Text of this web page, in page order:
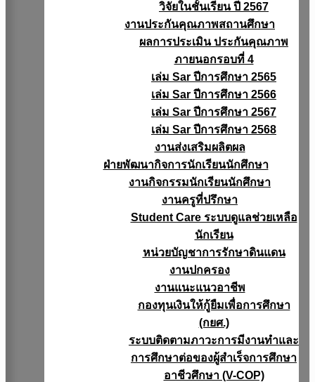
วิจัยในชั้นเรียน ปี 2567
งานประกันคุณภาพสถานศึกษา
ผลการประเมิน ประกันคุณภาพ
ภายนอกรอบที่ 4
เล่ม Sar ปีการศึกษา 2565
เล่ม Sar ปีการศึกษา 2566
เล่ม Sar ปีการศึกษา 2567
เล่ม Sar ปีการศึกษา 2568
งานส่งเสริมผลิตผล
ฝ่ายพัฒนากิจการนักเรียนนักศึกษา
งานกิจกรรมนักเรียนนักศึกษา
งานครูที่ปรึกษา
Student Care ระบบดูแลช่วยเหลือ
นักเรียน
หน่วยบัญชาการรักษาดินแดน
งานปกครอง
งานแนะแนวอาชีพ
กองทุนเงินให้กู้ยืมเพื่อการศึกษา
(กยศ.)
ระบบติดตามภาวะการมีงานทำและ
การศึกษาต่อของผู้สำเร็จการศึกษา
อาชีวศึกษา (V-COP)